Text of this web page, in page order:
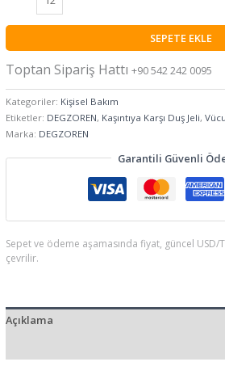
SEPETE EKLE
Toptan Sipariş Hattı +90 542 242 0095
Kategoriler: Kişisel Bakım
Etiketler: DEGZOREN, Kaşıntıya Karşı Duş Jeli,
Marka: DEGZOREN
Garantili Güvenli
Sepet ve ödeme aşamasında fiyat, güncel USD/
çevrilir.
Açıklama